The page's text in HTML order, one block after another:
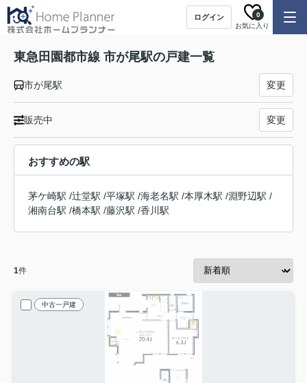
ログイン
お気に入り
0
東急田園都市線 市が尾駅の戸建一覧
市が尾駅 変更
販売中 変更
おすすめの駅
茅ケ崎駅 /辻堂駅 /平塚駅 /海老名駅 /本厚木駅 /淵野辺駅 /
湘南台駅 /橋本駅 /藤沢駅 /香川駅
1件
中古一戸建